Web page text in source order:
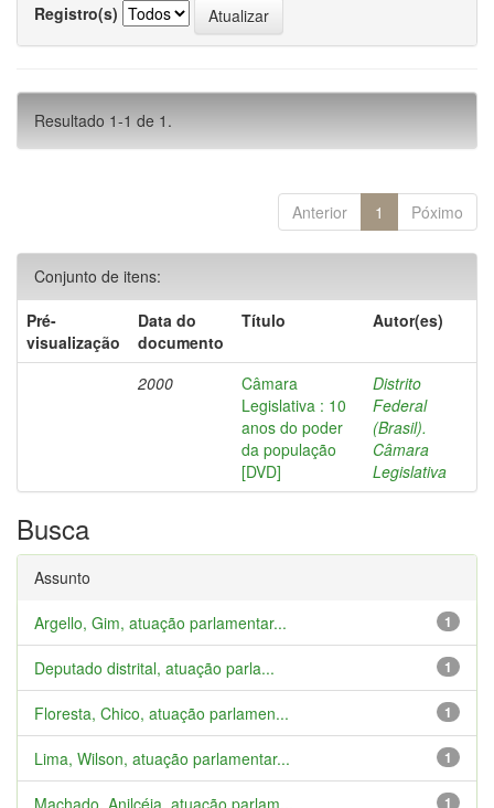
Registro(s)
Resultado 1-1 de 1.
Anterior 1 Póximo
Conjunto de itens:
Pré-
visualização
Data do
documento
Título Autor(es)
2000
Câmara
Legislativa : 10
anos do poder
da população
[DVD]
Distrito
Federal
(Brasil).
Câmara
Legislativa
Busca
Assunto
1
Argello, Gim, atuação parlamentar...
1
Deputado distrital, atuação parla...
1
Floresta, Chico, atuação parlamen...
1
Lima, Wilson, atuação parlamentar...
1
Machado, Anilcéia, atuação parlam...